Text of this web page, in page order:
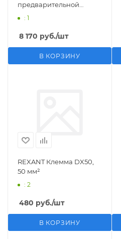
предварительной
фильтрацией
: 1
8 170 руб./шт
В КОРЗИНУ
REXANT Клемма DX50,
50 мм²
: 2
480 руб./шт
В КОРЗИНУ